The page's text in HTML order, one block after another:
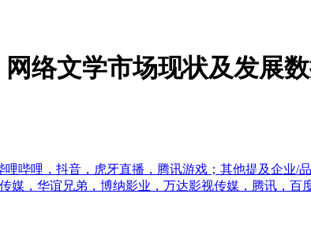
络文学市场现状及发展
哔哩，抖音，虎牙直播，腾讯游戏；其他提及企业/
，华谊兄弟，博纳影业，万达影视传媒，腾讯，百